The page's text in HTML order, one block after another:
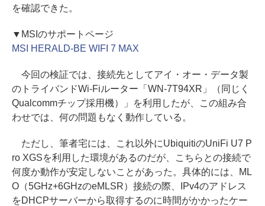
を確認できた。
▼MSIのサポートページ
MSI HERALD-BE WIFI 7 MAX
今回の検証では、接続先としてアイ・オー・データ製
のトライバンドWi-Fiルーター「WN-7T94XR」（同じく
Qualcommチップ採用機）」を利用したが、この組み合
わせでは、何の問題もなく動作している。
ただし、筆者宅には、これ以外にUbiquitiのUniFi U7 P
ro XGSを利用した環境があるのだが、こちらとの接続で
何度か動作が安定しないことがあった。具体的には、ML
O（5GHz+6GHzのeMLSR）接続の際、IPv4のアドレス
をDHCPサーバーから取得するのに時間がかかったケー